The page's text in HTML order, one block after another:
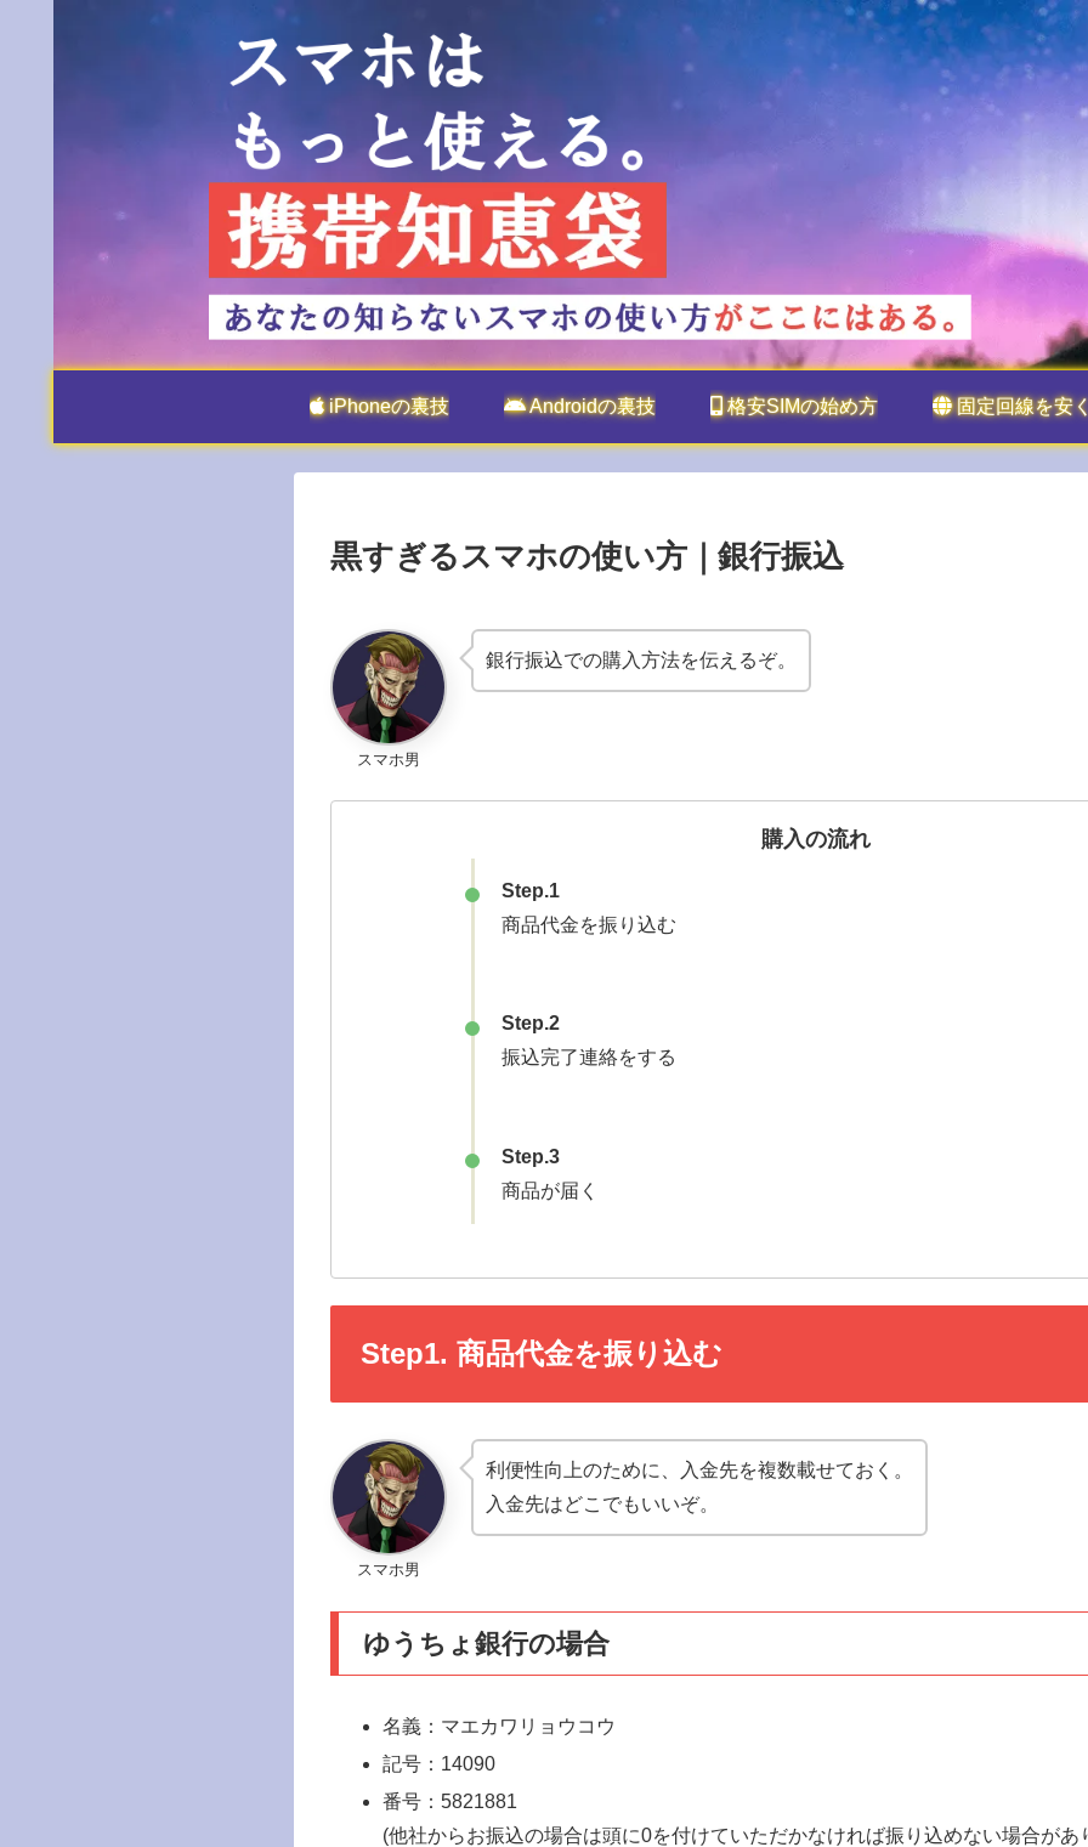
iPhoneの裏技 Androidの裏技 格安SIMの始め方 固定回線を安
黒すぎるスマホの使い方｜銀行振込
スマホ男
銀行振込での購入方法を伝えるぞ。
購入の流れ
Step.1
商品代金を振り込む
Step.2
振込完了連絡をする
Step.3
商品が届く
Step1. 商品代金を振り込む
スマホ男
利便性向上のために、入金先を複数載せておく。
入金先はどこでもいいぞ。
ゆうちょ銀行の場合
名義：マエカワリョウコウ
記号：14090
番号：5821881
(他社からお振込の場合は頭に0を付けていただかなければ振り込めない場合があ